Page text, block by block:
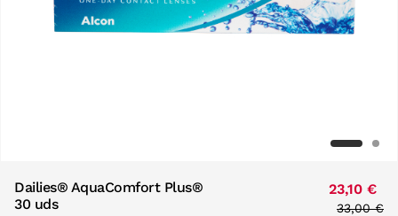
Dailies® AquaComfort Plus®
30 uds
23,10 €
Price
33,00 €